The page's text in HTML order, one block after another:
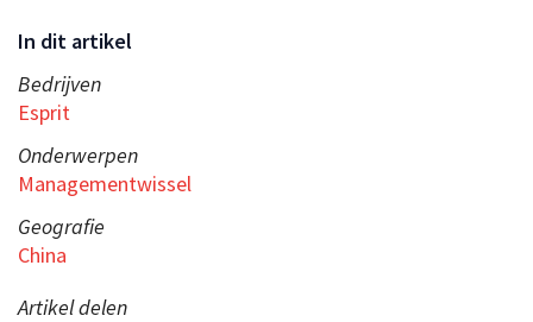
In dit artikel
Bedrijven
Esprit
Onderwerpen
Managementwissel
Geografie
China
Artikel delen